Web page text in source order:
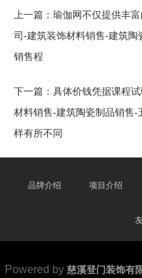
上一篇： 瑜伽网不仅提供丰
司-建筑装饰材料销售-建筑
销售程
下一篇： 具体价钱凭据课程
材料销售-建筑陶瓷制品销售
样有所不同
品牌介绍 项目介绍
Powered by 慈溪登门装饰有